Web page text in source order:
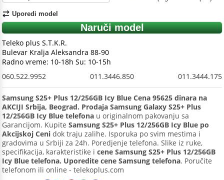
Uporedi model
Naruči model
Teleko plus S.T.K.R.
Bulevar Kralja Aleksandra 88-90
Radno vreme: 10-18h Su: 10-15h
060.522.9952
011.3446.850 011.3444.175
Samsung S25+ Plus 12/256GB Icy Blue Cena 95625 dinara na
AKCIJI Srbija, Beograd. Prodaja Samsung Galaxy S25+ Plus
12/256GB Icy Blue telefona u originalnom pakovanju sa
Garancijom. Kupite Samsung S25+ Plus 12/256GB Icy Blue po
Akcijskoj Ceni dok traju zalihe. Isporuka po svim mestima i
gradovima u Srbiji za 24h. Poredjenje telefona. Slike iz ruke,
specifikacija, karakteristike i cene Samsung S25+ Plus 12/256GB
Icy Blue telefona. Uporedite cene Samsung telefona. Poručite
telefonom ili online - telekoplus.com